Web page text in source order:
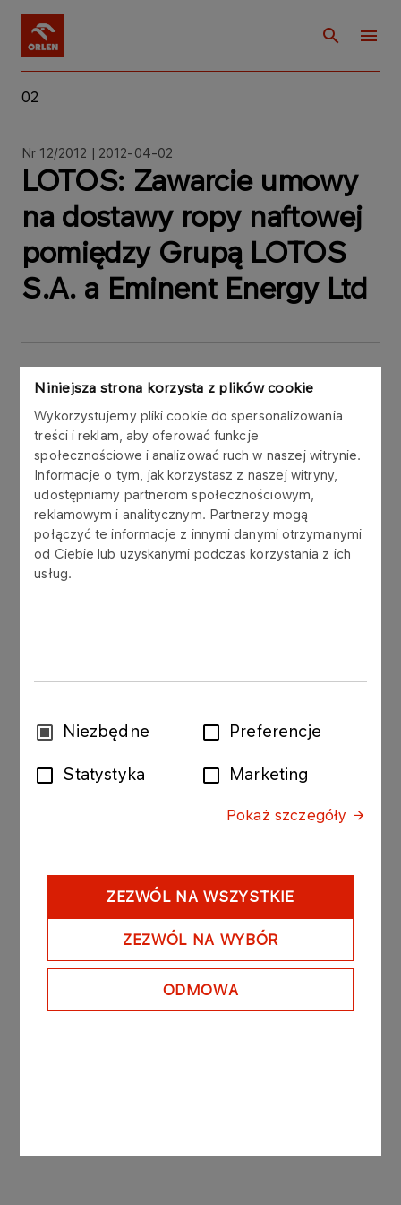
Niniejsza strona korzysta z plików cookie
Wykorzystujemy pliki cookie do spersonalizowania
treści i reklam, aby oferować funkcje
społecznościowe i analizować ruch w naszej witrynie.
Informacje o tym, jak korzystasz z naszej witryny,
udostępniamy partnerom społecznościowym,
reklamowym i analitycznym. Partnerzy mogą
połączyć te informacje z innymi danymi otrzymanymi
od Ciebie lub uzyskanymi podczas korzystania z ich
usług.
WybórNiezbędne Preferencje
Statystyka Marketing
Pokaż szczegóły
ZEZWÓL NA WSZYSTKIE
ZEZWÓL NA WYBÓR
ODMOWA
02
Nr 12/2012 | 2012-04-02
LOTOS: Zawarcie umowy
na dostawy ropy naftowej
pomiędzy Grupą LOTOS
S.A. a Eminent Energy Ltd
W okresie od 29.12.2011r. do 2.04.2012r., Grupa
LOTOS zawarła z Eminent Energy Ltd umowy,
których łączna wartość wyniosła ok. 841 mln zł i
osiągnęła wartość umowy znaczącej,
przekraczając 10% kapitałów własnych Grupy
LOTOS.
24.02.2012r. Grupa LOTOS oraz Eminent Energy
Ltd zawarły umowę na czas określony (od
01.03.2012r. do 31.03.2012r.), której przedmiotem
Umowa nie zawiera warunku ani terminu
Pozostałe warunki kontraktu nie odbiegają od
jest §5 ust.1 pkt 3 Rozporządzenia Ministra
Finansów z dnia 19 lutego 2009 r. w sprawie
informacji bieżących i okresowych
przekazywanych przez emitentów papierów
wartościowych oraz warunków uznania za
równoważne informacji wymaganych przepisami
prawa państwa niebędącego państwem